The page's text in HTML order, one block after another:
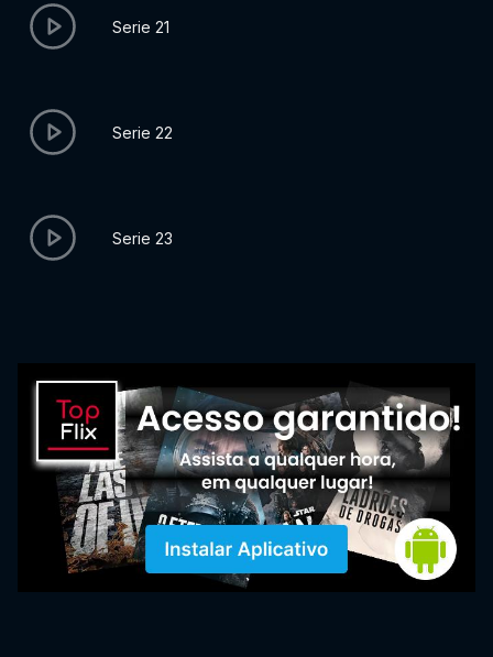
Serie 21
Serie 22
Serie 23